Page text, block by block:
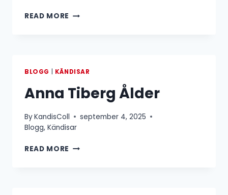
READ MORE ANITA
BLOGG KÄNDISAR
Anna Tiberg Ålder
ByKandisColl
september 4, 2025
Blogg, Kändisar
READ MORE ANNA